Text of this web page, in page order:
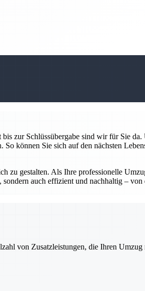
zur Schlüssübergabe sind wir für Sie da.
können Sie sich auf den nächsten
zu gestalten. Als Ihre professionelle
auch effizient und nachhaltig – von
von Zusatzleistungen, die Ihren Umzug